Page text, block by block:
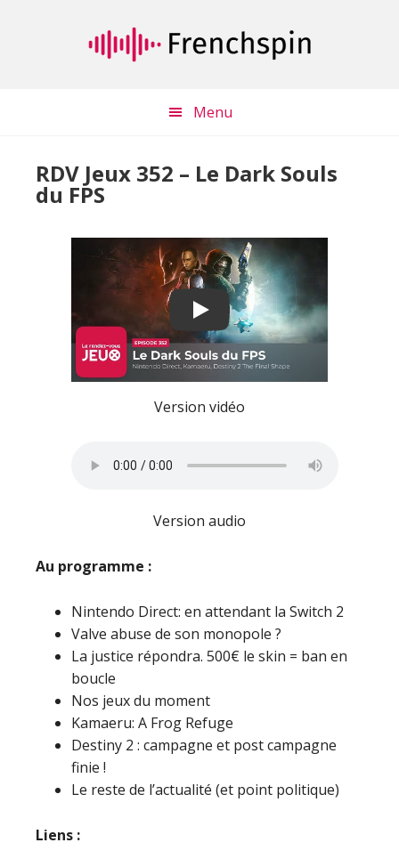
Menu
RDV Jeux 352 – Le Dark Souls
du FPS
Play
Version vidéo
Version audio
Au programme :
Nintendo Direct: en attendant la Switch 2
Valve abuse de son monopole ?
La justice répondra. 500€ le skin = ban en
boucle
Nos jeux du moment
Kamaeru: A Frog Refuge
Destiny 2 : campagne et post campagne
finie !
Le reste de l’actualité (et point politique)
Liens :